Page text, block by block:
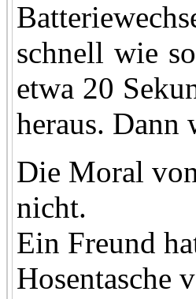
schnell wie
etwa 20
heraus. Dann
Die Moral
nicht.
Ein Freund
Hosentasche